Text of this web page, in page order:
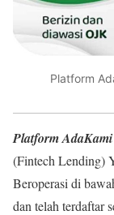
Platform
Platform AdaKami
(Fintech Lending)
Beroperasi di
dan telah terdaftar